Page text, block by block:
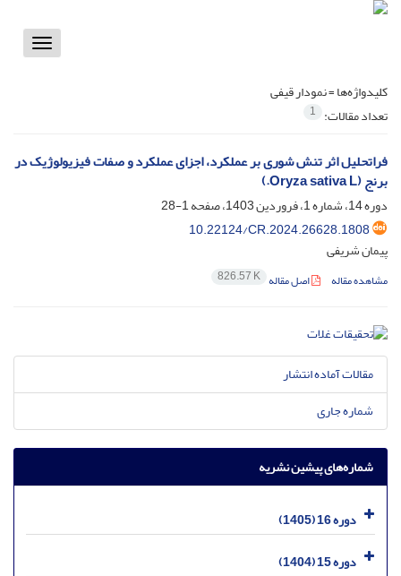
Toggle
کلیدواژه‌ها =نمودار قیفی
تعداد مقالات: 1
فراتحلیل اثر تنش شوری بر عملکرد، اجزای عملکرد و صفات فیزیولوژیک در
برنج (Oryza sativa L.)
دوره 14، شماره 1، فروردین 1403، صفحه
1-28
10.22124/CR.2024.26628.1808
پیمان شریفی
مشاهده مقاله اصل مقاله 826.57 K
مقالات آماده انتشار
شماره جاری
شماره‌های پیشین نشریه
دوره 16 (1405)
دوره 15 (1404)